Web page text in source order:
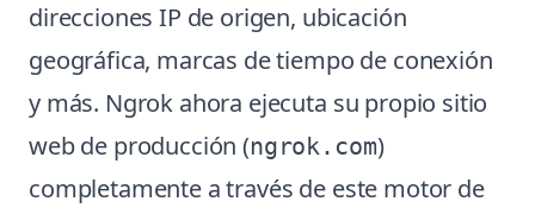
direcciones IP de origen, ubicación
geográfica, marcas de tiempo de conexión
y más. Ngrok ahora ejecuta su propio sitio
web de producción (ngrok.com)
completamente a través de este motor de